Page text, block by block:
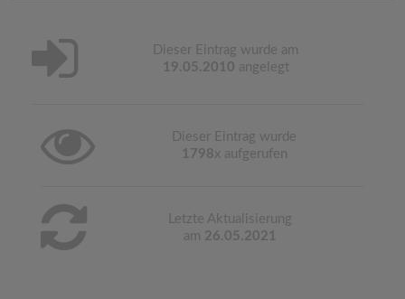
Dieser Eintrag wurde am
19.05.2010 angelegt
Dieser Eintrag wurde
1798x aufgerufen
Letzte Aktualisierung
am 26.05.2021